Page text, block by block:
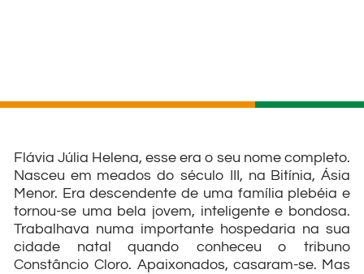
Flávia Júlia Helena, esse era o seu nome completo.
Nasceu em meados do século III, na Bitínia, Ásia
Menor. Era descendente de uma família plebéia e
tornou-se uma bela jovem, inteligente e bondosa.
Trabalhava numa importante hospedaria na sua
cidade natal quando conheceu o tribuno
Constâncio Cloro. Apaixonados, casaram-se. Mas